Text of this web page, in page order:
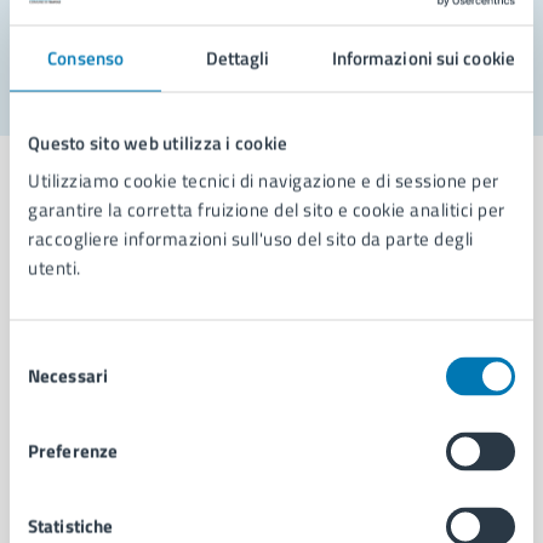
Consenso Dettagli Informazioni sui cookie
Questo sito web utilizza i cookie
Utilizziamo cookie tecnici di navigazione e di sessione per
garantire la corretta fruizione del sito e cookie analitici per
raccogliere informazioni sull'uso del sito da parte degli
utenti.
delNecessari
Preferenze
Statistiche
Aree amministrative
Municipalità
Uffici
Politici